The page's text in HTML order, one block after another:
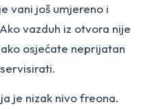
vani još umjereno i
vazduh iz otvora nije
osjećate neprijatan
je nizak nivo freona.